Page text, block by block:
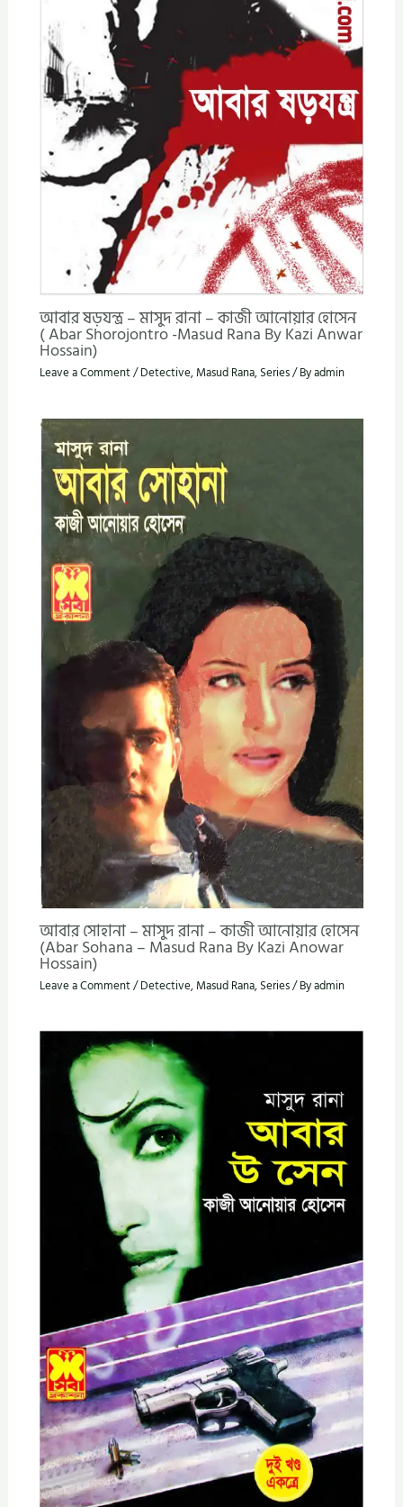
আবার ষড়যন্ত্র – মাসুদ রানা – কাজী আনোয়ার হোসেন
( Abar Shorojontro -Masud Rana By Kazi Anwar
Hossain)
Leave a Comment/Detective, Masud Rana, Series/ Byadmin
আবার সোহানা – মাসুদ রানা – কাজী আনোয়ার হোসেন
(Abar Sohana – Masud Rana By Kazi Anowar
Hossain)
Leave a Comment/Detective, Masud Rana, Series/ Byadmin